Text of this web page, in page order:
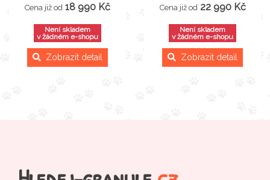
Cena již od 18 990 Kč
Není skladem
v žádném e-shopu
Zobrazit detail
Cena již od 22 990 Kč
Není skladem
v žádném e-shopu
Zobrazit detail